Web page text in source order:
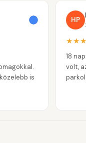
is
HP
18
volt,